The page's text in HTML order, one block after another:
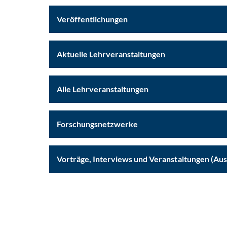
Veröffentlichungen
Aktuelle Lehrveranstaltungen
Alle Lehrveranstaltungen
Forschungsnetzwerke
Vorträge, Interviews und Veranstaltungen